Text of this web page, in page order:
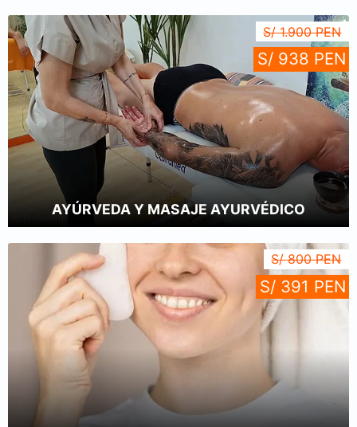
AYÚRVEDA Y MASAJE AYURVÉDICO
S/ 938 PEN
S/ 1.900 PEN
S/ 391 PEN
S/ 800 PEN